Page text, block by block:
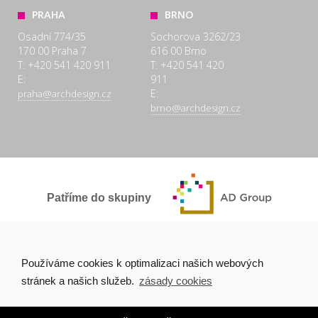
PRAHA
Osadní 774/35
170 00 Praha 7
T: +420 541 420 911
E:
praha@archdesign.cz
BRNO
Sochorova 3262/23
616 00 Brno
T: +420 541 420
911
E:
brno@archdesign.cz
Patříme do skupiny
Používáme cookies k optimalizaci našich webových
stránek a našich služeb. zásady cookies